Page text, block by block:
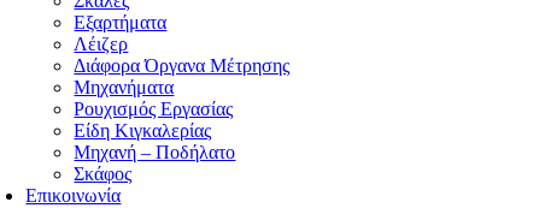
Εξαρτήματα
Λέιζερ
Διάφορα Όργανα Μέτρησης
Μηχανήματα
Ρουχισμός Εργασίας
Είδη Κιγκαλερίας
Μηχανή – Ποδήλατο
Σκάφος
Επικοινωνία